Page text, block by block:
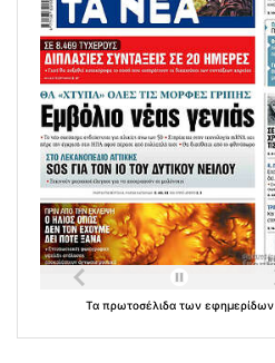
Τα πρωτοσέλιδα των εφημερίδων